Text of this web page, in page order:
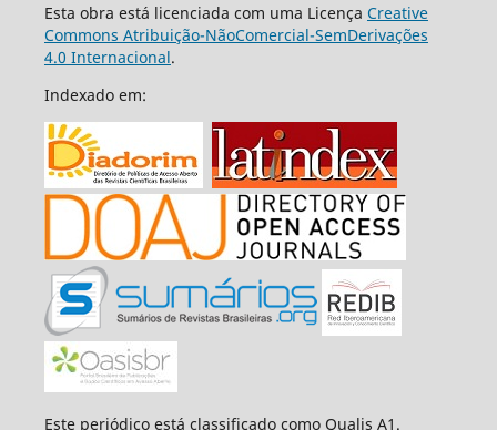
Esta obra está licenciada com uma Licença Creative
Commons Atribuição-NãoComercial-SemDerivações
4.0 Internacional.
Indexado em:
Este periódico está classificado como Qualis A1.